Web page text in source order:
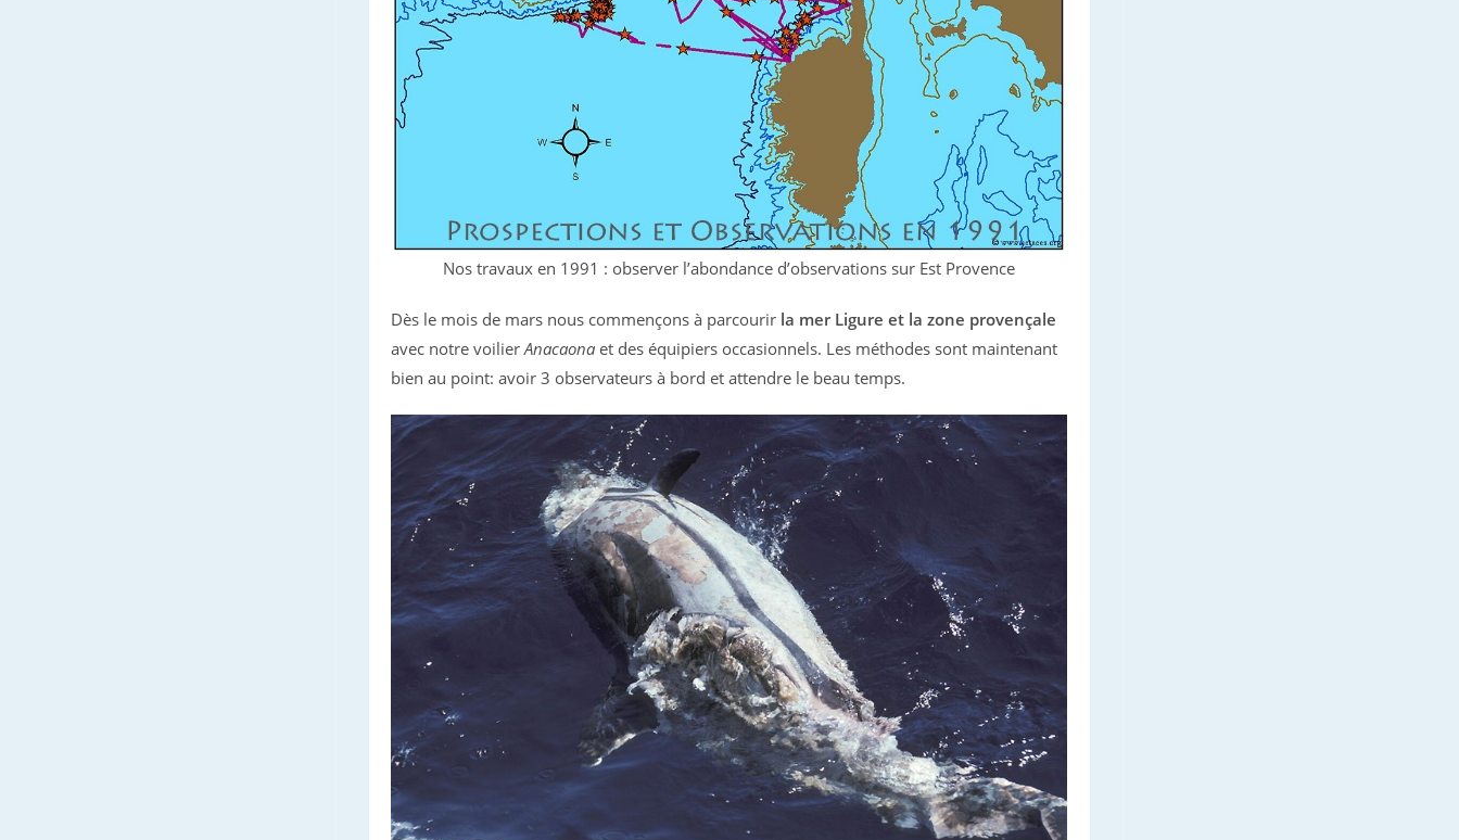
Nos travaux en 1991 : observer l’abondance d’observations sur Est Provence
Dès le mois de mars nous commençons à parcourir la mer Ligure et la zone provençale
avec notre voilierAnacaona et des équipiers occasionnels. Les méthodes sont maintenant
bien au point: avoir 3 observateurs à bord et attendre le beau temps.